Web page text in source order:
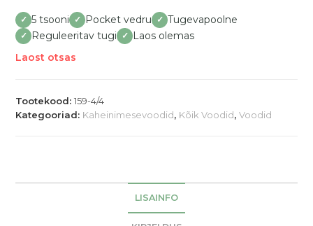
✓ 5 tsooni ✓ Pocket vedru ✓ Tugevapoolne
✓ Reguleeritav tugi ✓ Laos olemas
Laost otsas
Tootekood:159-4/4
Kategooriad: Kaheinimese­­voodid, Kõik Voodid,Voodid
LISAINFO